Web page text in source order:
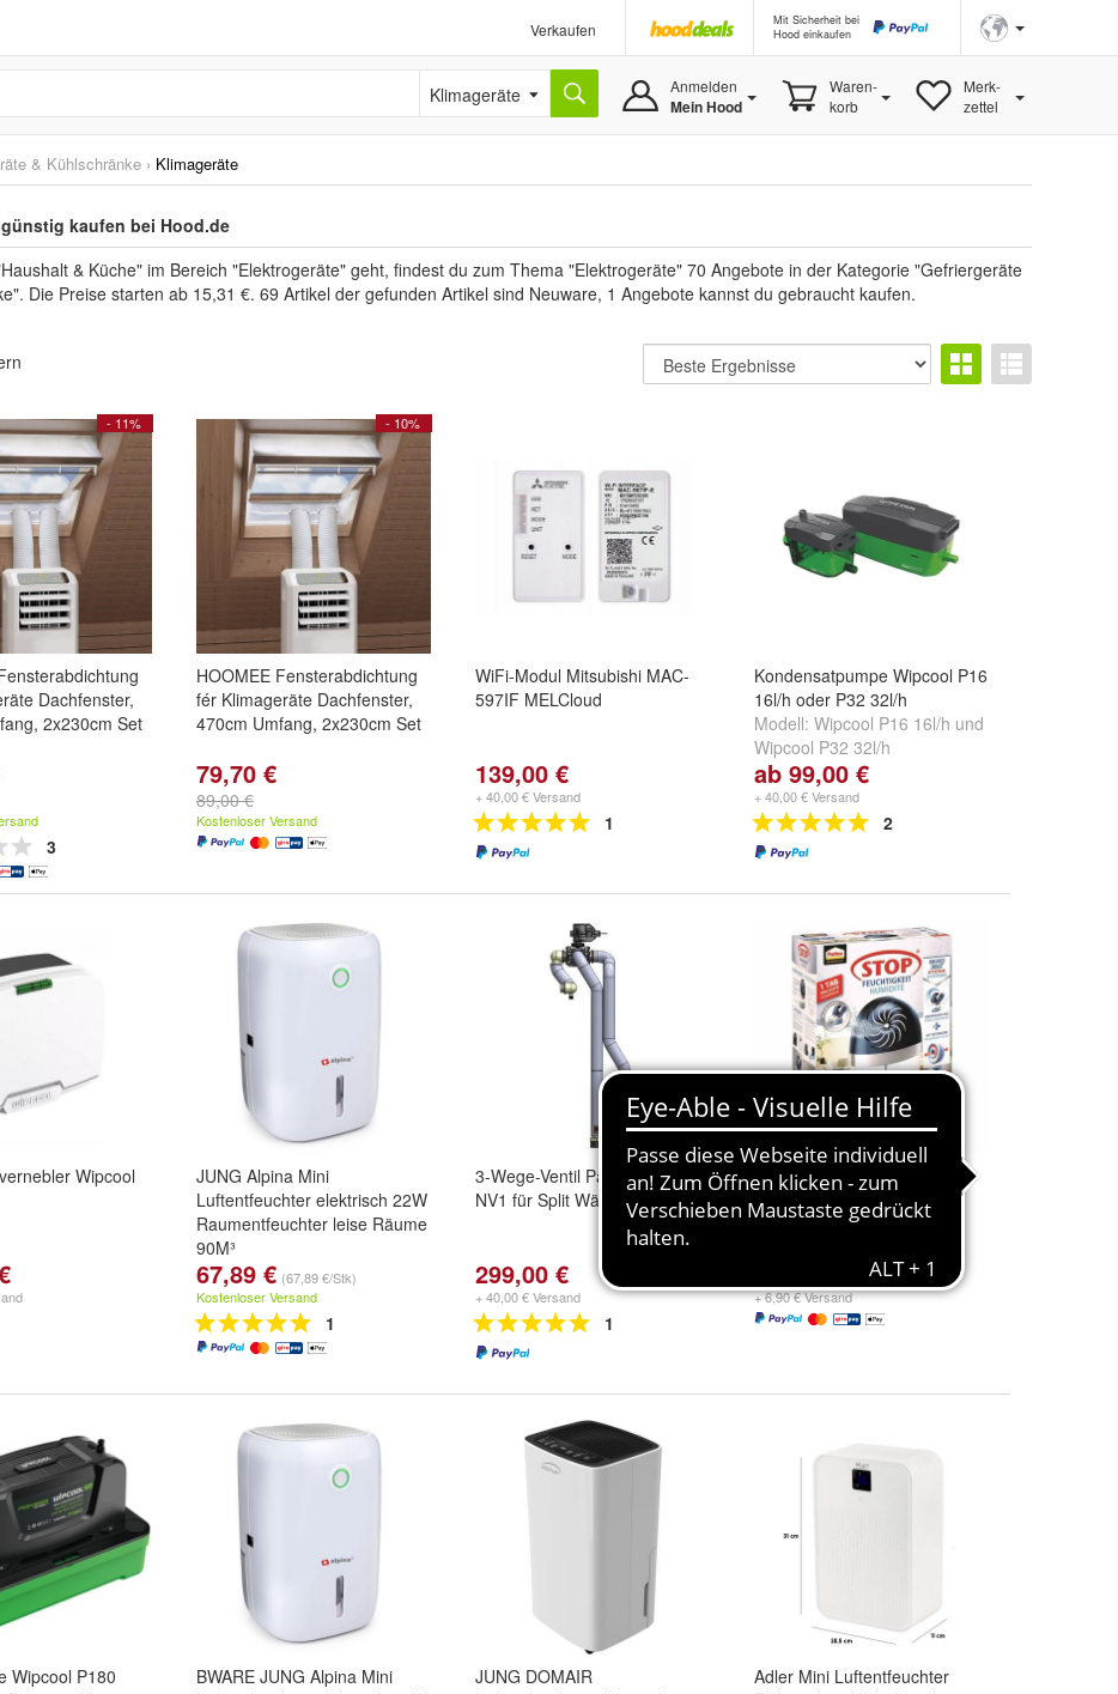
Verkaufen
Mit Sicherheit bei
Hood einkaufen
Klimageräte Anmelden
Mein Hood
Waren-
korb
Merk-
zettel
& Kühlschränke › Klimageräte
kaufen bei Hood.de
& Küche" im Bereich "Elektrogeräte" geht, findest du zum Thema "Elektrogeräte" 70 Angebote in der Kategorie "Gefriergeräte
Die Preise starten ab 15,31 €. 69 Artikel der gefunden Artikel sind Neuware, 1 Angebote kannst du gebraucht kaufen.
- 11%
Dachfenster,
2x230cm Set
3
- 10%
HOOMEE Fensterabdichtung
fér Klimageräte Dachfenster,
470cm Umfang, 2x230cm Set
79,70 €
89,00 €
Kostenloser Versand
WiFi-Modul Mitsubishi MAC-
597IF MELCloud
139,00 €
+ 40,00 € Versand
1
Kondensatpumpe Wipcool P16
16l/h oder P32 32l/h
Modell: Wipcool P16 16l/h und
Wipcool P32 32l/h
ab 99,00 €
+ 40,00 € Versand
2
Wipcool
JUNG Alpina Mini
Luftentfeuchter elektrisch 22W
Raumentfeuchter leise Räume
90M³
67,89 € (67,89 €/Stk)
Kostenloser Versand
1
3-Wege-Ventil Panasonic CZ-
NV1 für Split Wärmepumpen
299,00 €
+ 40,00 € Versand
1
Luft-Entfeuchter Aero 360°
Gerät 450g Tab
+ 6,90 € Versand
Wipcool P180
BWARE JUNG Alpina Mini
JUNG DOMAIR
Adler Mini Luftentfeuchter